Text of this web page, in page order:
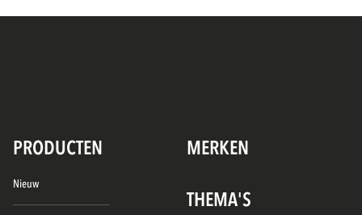
PRODUCTEN MERKEN
Nieuw
THEMA'S